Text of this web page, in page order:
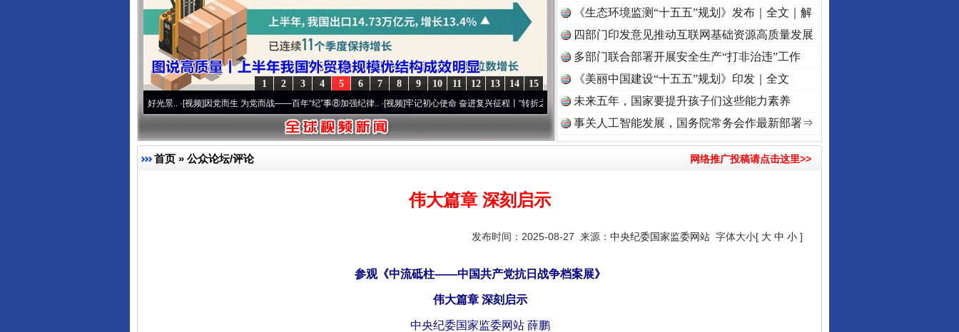
15
14
13
12
11
10
9
8
7
6
5
4
3
2
1
·[视频]因党而生 为党而战——百年“纪”事⑧加强纪律..·[视频]牢记初心使命 奋进复兴征程丨“转折之城”激荡..·[视频]牢记初心使命 奋进复兴征程丨红船起航处 潮起..·[视频]一首歌的时间，读懂乐至的“诗与远方”
《生态环境监测“十五五”规划》发布｜全文｜解
读
四部门印发意见推动互联网基础资源高质量发展
多部门联合部署开展安全生产“打非治违”工作
《美丽中国建设“十五五”规划》印发｜全文
未来五年，国家要提升孩子们这些能力素养
事关人工智能发展，国务院常务会作最新部署⇒
首页 » 公众论坛/评论 网络推广投稿请点击这里>>
伟大篇章 深刻启示
发布时间：2025-08-27 来源： 中央纪委国家监委网站 字体大小[ 大 中 小 ]
参观《中流砥柱——中国共产党抗日战争档案展》
伟大篇章 深刻启示
中央纪委国家监委网站 薛鹏